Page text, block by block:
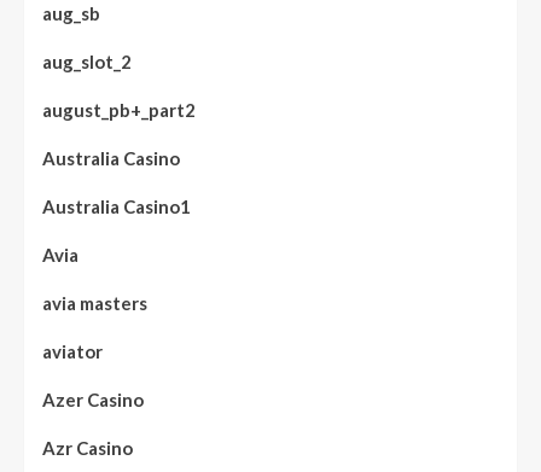
aug_sb
aug_slot_2
august_pb+_part2
Australia Casino
Australia Casino1
Avia
avia masters
aviator
Azer Casino
Azr Casino